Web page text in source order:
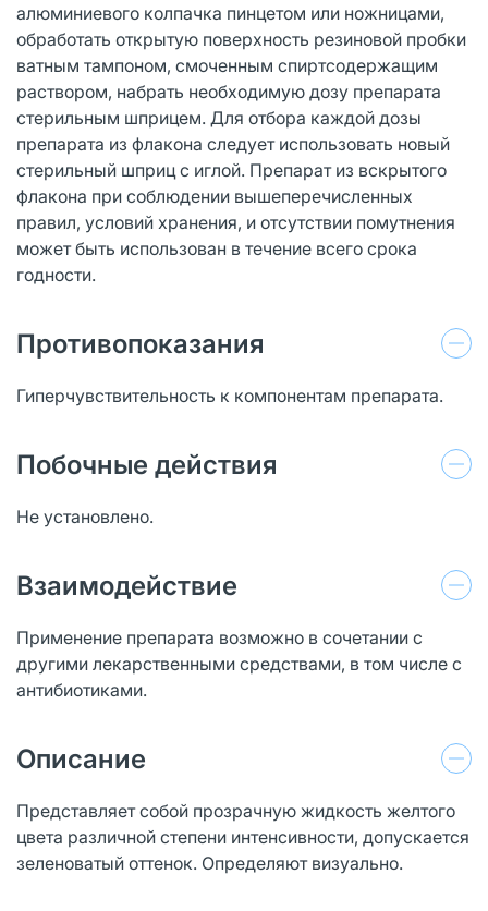
алюминиевого колпачка пинцетом или ножницами,
обработать открытую поверхность резиновой пробки
ватным тампоном, смоченным спиртсодержащим
раствором, набрать необходимую дозу препарата
стерильным шприцем. Для отбора каждой дозы
препарата из флакона следует использовать новый
стерильный шприц с иглой. Препарат из вскрытого
флакона при соблюдении вышеперечисленных
правил, условий хранения, и отсутствии помутнения
может быть использован в течение всего срока
годности.
Противопоказания
Гиперчувствительность к компонентам препарата.
Побочные действия
Не установлено.
Взаимодействие
Применение препарата возможно в сочетании с
другими лекарственными средствами, в том числе с
антибиотиками.
Описание
Представляет собой прозрачную жидкость желтого
цвета различной степени интенсивности, допускается
зеленоватый оттенок. Определяют визуально.